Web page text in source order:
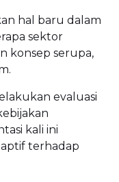
hal baru dalam
sektor
konsep serupa,
evaluasi
kali ini
terhadap